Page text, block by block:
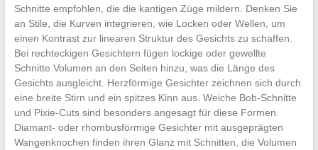
Schnitte empfohlen, die die kantigen Züge mildern. Denken Sie
an Stile, die Kurven integrieren, wie Locken oder Wellen, um
einen Kontrast zur linearen Struktur des Gesichts zu schaffen.
Bei rechteckigen Gesichtern fügen lockige oder gewellte
Schnitte Volumen an den Seiten hinzu, was die Länge des
Gesichts ausgleicht. Herzförmige Gesichter zeichnen sich durch
eine breite Stirn und ein spitzes Kinn aus. Weiche Bob-Schnitte
und Pixie-Cuts sind besonders angesagt für diese Formen.
Diamant- oder rhombusförmige Gesichter mit ausgeprägten
Wangenknochen finden ihren Glanz mit Schnitten, die Volumen